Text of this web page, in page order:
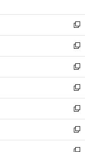
開
く
ウ
で
開
く
ン
ド
ウ
で
開
く
ウ
ィ
ン
ド
ウ
で
開
く
新
し
い
ウ
ィ
ン
ド
ウ
で
開
く
新
し
い
ウ
ィ
ン
ド
ウ
で
開
く
新
し
い
ウ
ィ
ン
ド
ウ
新
し
い
ウ
ィ
ン
新
し
い
ウ
新
し